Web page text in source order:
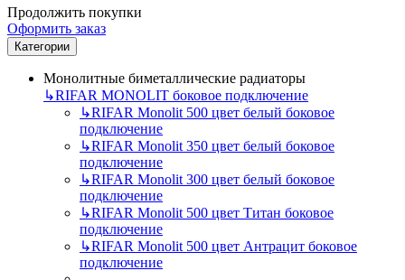
Продолжить покупки
Оформить заказ
Категории
Монолитные биметаллические радиаторы
↳RIFAR MONOLIT боковое подключение
↳RIFAR Monolit 500 цвет белый боковое
подключение
↳RIFAR Monolit 350 цвет белый боковое
подключение
↳RIFAR Monolit 300 цвет белый боковое
подключение
↳RIFAR Monolit 500 цвет Титан боковое
подключение
↳RIFAR Monolit 500 цвет Антрацит боковое
подключение